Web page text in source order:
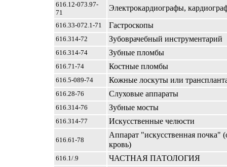
616.12-073.97-
71
Электрокардиографы,
616.33-072.1-71 Гастроскопы
616.314-72 Зубоврачебный инструментарий
616.314-74 Зубные пломбы
616.71-74 Костные пломбы
616.5-089-74 Кожные лоскуты или
616.28-76 Слуховые аппараты
616.314-76 Зубные мосты
616.314-77 Искусственные челюсти
616.61-78
Аппарат "искусственная
кровь)
616.1/.9 ЧАСТНАЯ ПАТОЛОГИЯ